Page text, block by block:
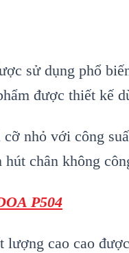
sử dụng phổ
được thiết
nhỏ với công
chân không
P504
lượng cao cao